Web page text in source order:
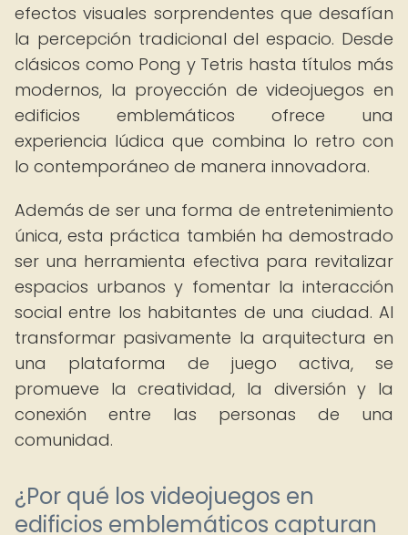
efectos visuales sorprendentes que desafían
la percepción tradicional del espacio. Desde
clásicos como Pong y Tetris hasta títulos más
modernos, la proyección de videojuegos en
edificios emblemáticos ofrece una
experiencia lúdica que combina lo retro con
lo contemporáneo de manera innovadora.
Además de ser una forma de entretenimiento
única, esta práctica también ha demostrado
ser una herramienta efectiva para revitalizar
espacios urbanos y fomentar la interacción
social entre los habitantes de una ciudad. Al
transformar pasivamente la arquitectura en
una plataforma de juego activa, se
promueve la creatividad, la diversión y la
conexión entre las personas de una
comunidad.
¿Por qué los videojuegos en
edificios emblemáticos capturan